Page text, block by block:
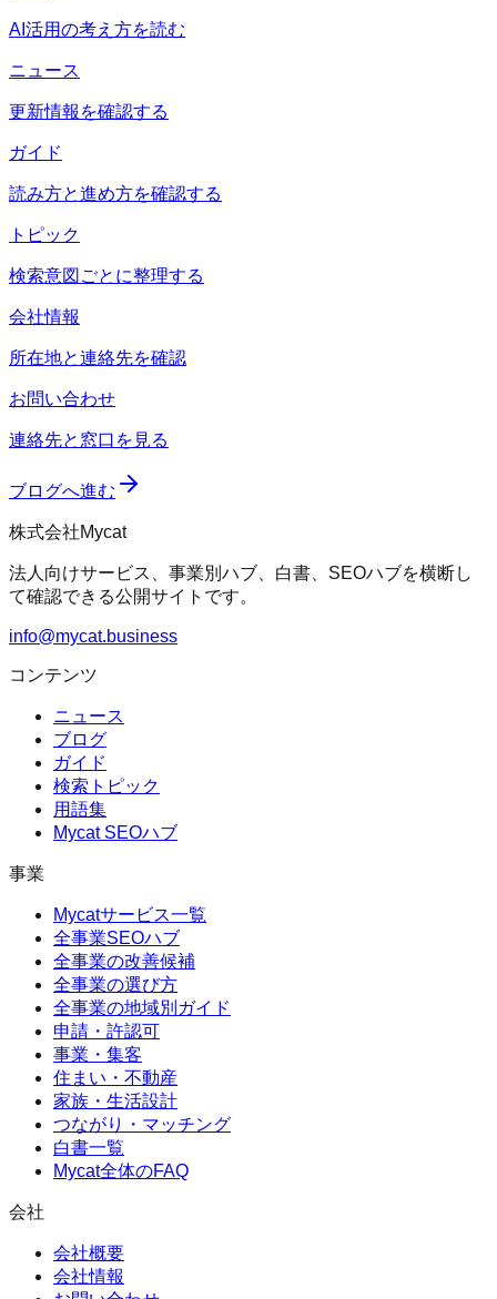
AI活用の考え方を読む
ニュース
更新情報を確認する
ガイド
読み方と進め方を確認する
トピック
検索意図ごとに整理する
会社情報
所在地と連絡先を確認
お問い合わせ
連絡先と窓口を見る
ブログへ進む
株式会社Mycat
法人向けサービス、事業別ハブ、白書、SEOハブを横断し
て確認できる公開サイトです。
info@mycat.business
コンテンツ
ニュース
ブログ
ガイド
検索トピック
用語集
Mycat SEOハブ
事業
Mycatサービス一覧
全事業SEOハブ
全事業の改善候補
全事業の選び方
全事業の地域別ガイド
申請・許認可
事業・集客
住まい・不動産
家族・生活設計
つながり・マッチング
白書一覧
Mycat全体のFAQ
会社
会社概要
会社情報